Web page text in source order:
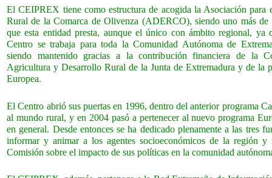
El CEIPREX tiene como estructura de acogida la Asociación para
Rural de la Comarca de Olivenza (ADERCO), siendo uno más de
que esta entidad presta, aunque el único con ámbito regional, ya
Centro se trabaja para toda la Comunidad Autónoma de
siendo mantenido gracias a la contribución financiera de la
Agricultura y Desarrollo Rural de la Junta de Extremadura y de la
Europea.
El Centro abrió sus puertas en 1996, dentro del anterior programa
al mundo rural, y en 2004 pasó a pertenecer al nuevo programa
en general. Desde entonces se ha dedicado plenamente a las tres
informar y animar a los agentes socioeconómicos de la región
Comisión sobre el impacto de sus políticas en la comunidad